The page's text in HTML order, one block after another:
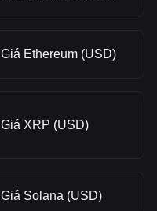
Giá Ethereum (USD)
Giá XRP (USD)
Giá Solana (USD)